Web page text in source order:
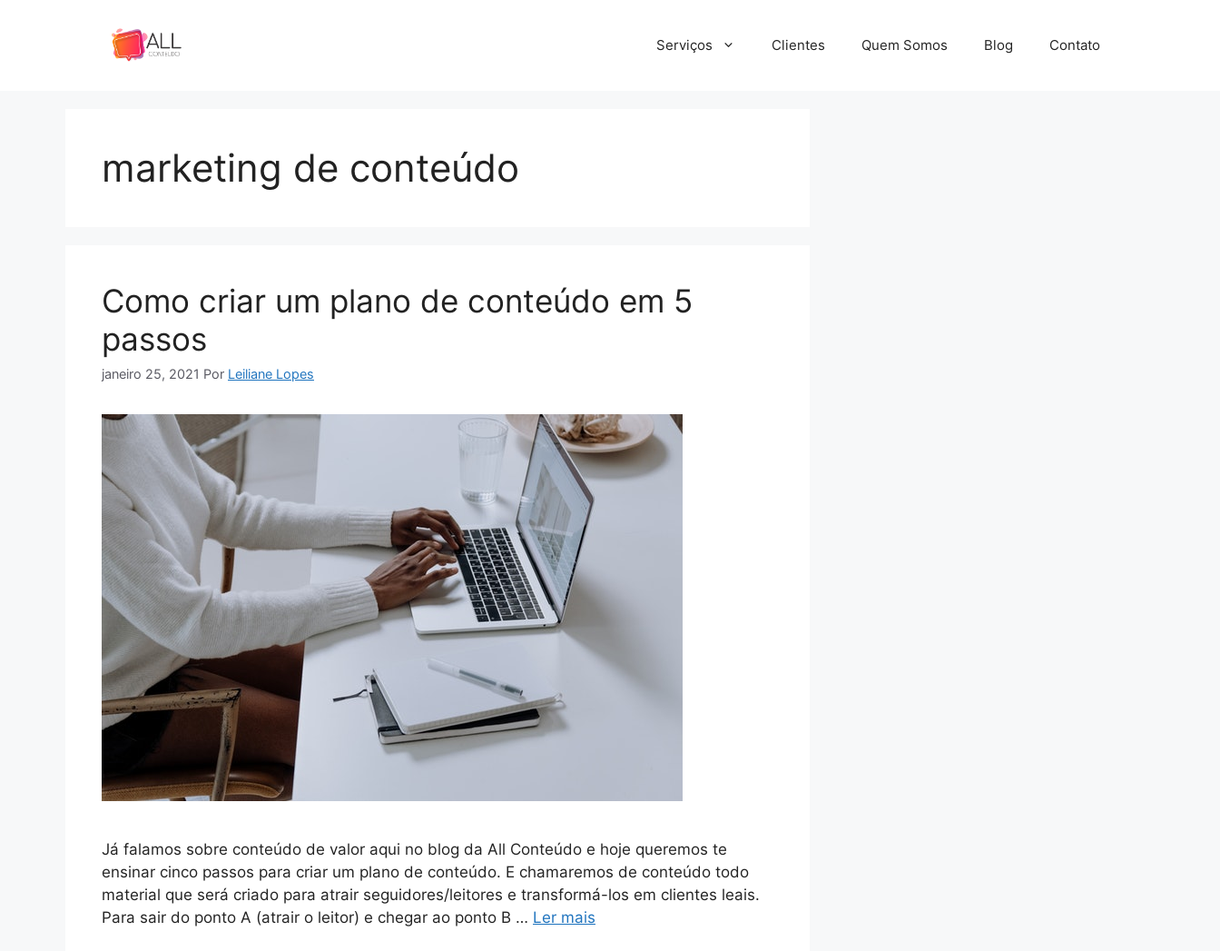
Serviços Clientes Quem Somos Blog Contato
marketing de conteúdo
Como criar um plano de conteúdo em 5
passos
janeiro 25, 2021 Por Leiliane Lopes
Já falamos sobre conteúdo de valor aqui no blog da All Conteúdo e hoje queremos te
ensinar cinco passos para criar um plano de conteúdo. E chamaremos de conteúdo todo
material que será criado para atrair seguidores/leitores e transformá-los em clientes leais.
Para sair do ponto A (atrair o leitor) e chegar ao ponto B … Ler mais